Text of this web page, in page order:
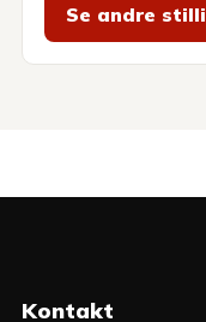
Se andre
Kontakt